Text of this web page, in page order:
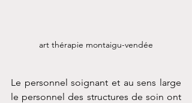
art thérapie montaigu-vendée
Le personnel soignant et au sens large
le personnel des structures de soin ont